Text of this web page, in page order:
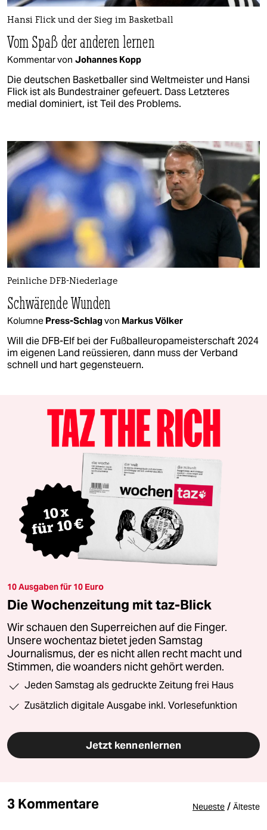
Hansi Flick und der Sieg im Basketball
Vom Spaß der anderen lernen
Kommentar von Johannes Kopp
Die deutschen Basketballer sind Weltmeister und Hansi
Flick ist als Bundestrainer gefeuert. Dass Letzteres
medial dominiert, ist Teil des Problems.
Peinliche DFB-Niederlage
Schwärende Wunden
Kolumne Press-Schlagvon Markus Völker
Will die DFB-Elf bei der Fußballeuropameisterschaft 2024
im eigenen Land reüssieren, dann muss der Verband
schnell und hart gegensteuern.
10 Ausgaben für 10 Euro
Die Wochenzeitung mit taz-Blick
Wir schauen den Superreichen auf die Finger.
Unsere wochentaz bietet jeden Samstag
Journalismus, der es nicht allen recht macht und
Stimmen, die woanders nicht gehört werden.
Jeden Samstag als gedruckte Zeitung frei Haus
Zusätzlich digitale Ausgabe inkl. Vorlesefunktion
Jetzt kennenlernen
3 Kommentare Neueste / Älteste